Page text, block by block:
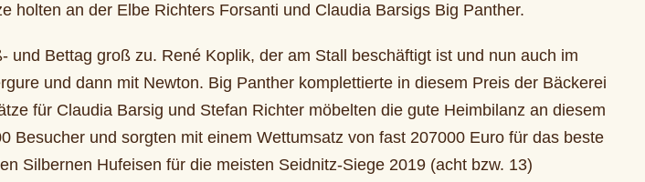
holten an der Elbe Richters Forsanti und Claudia Barsigs Big Panther.
Bettag groß zu. René Koplik, der am Stall beschäftigt ist und nun auch im
und dann mit Newton. Big Panther komplettierte in diesem Preis der Bäckerei
für Claudia Barsig und Stefan Richter möbelten die gute Heimbilanz an diesem
und sorgten mit einem Wettumsatz von fast 207000 Euro für das beste
Silbernen Hufeisen für die meisten Seidnitz-Siege 2019 (acht bzw. 13)